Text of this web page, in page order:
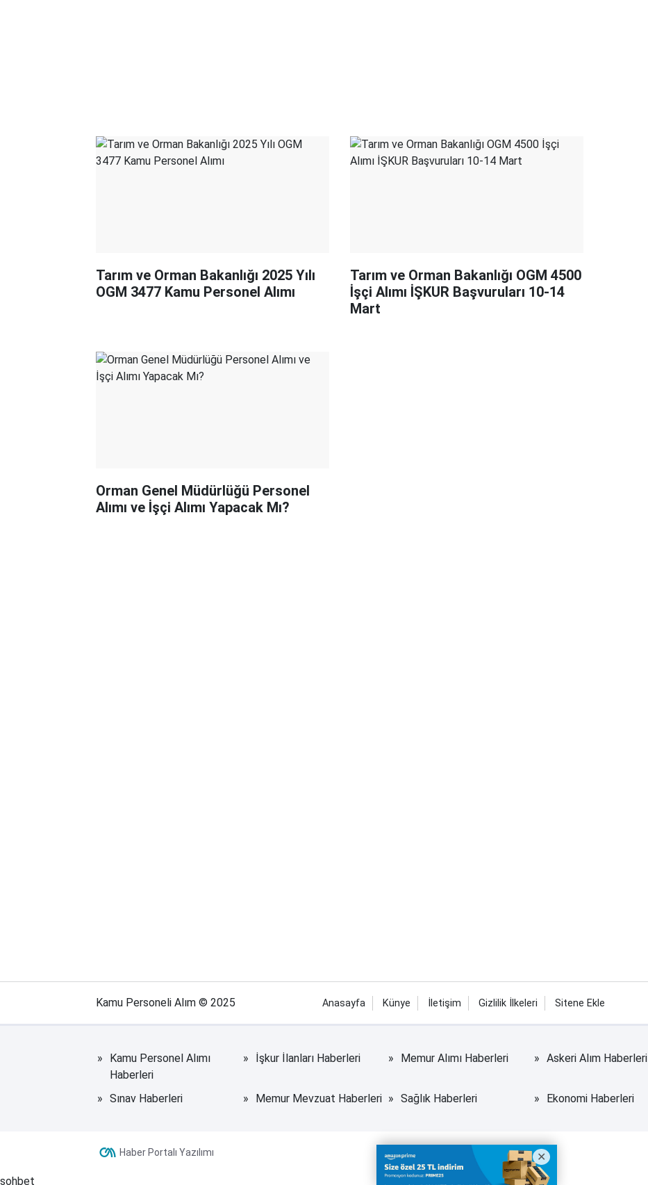
Tarım ve Orman Bakanlığı 2025 Yılı
OGM 3477 Kamu Personel Alımı
Tarım ve Orman Bakanlığı OGM 4500
İşçi Alımı İŞKUR Başvuruları 10-14
Mart
Orman Genel Müdürlüğü Personel
Alımı ve İşçi Alımı Yapacak Mı?
Kamu Personeli Alım © 2025 Anasayfa Künye İletişim Gizlilik İlkeleri Sitene Ekle
Kamu Personel Alımı
Haberleri
İşkur İlanları Haberleri Memur Alımı Haberleri Askeri Alım Haberleri
Sınav Haberleri Memur Mevzuat Haberleri Sağlık Haberleri Ekonomi Haberleri
Haber Portalı Yazılımı
sohbet